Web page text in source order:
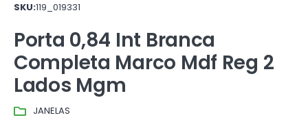
SKU:119_019331
Porta 0,84 Int Branca
Completa Marco Mdf Reg 2
Lados Mgm
JANELAS